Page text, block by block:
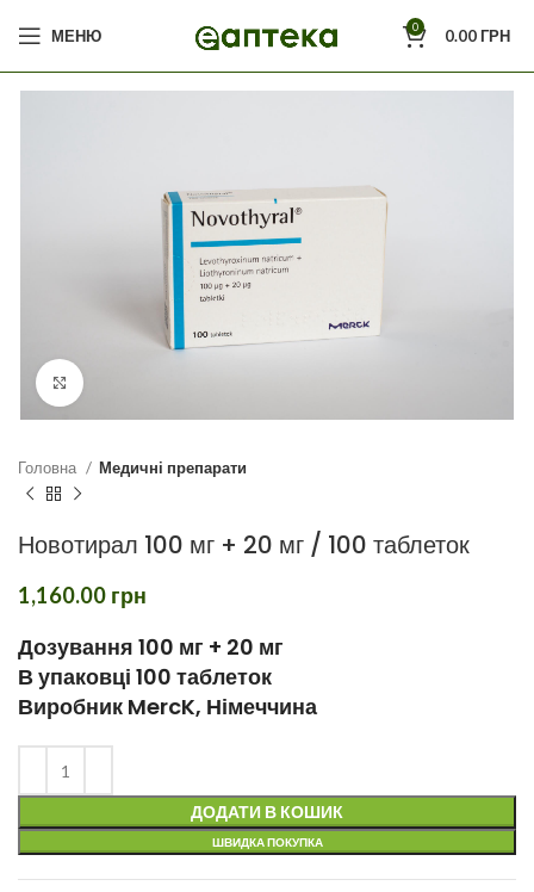
МЕНЮ 0 0.00ГРН
Головна Медичні препарати
Новотирал 100 мг + 20 мг / 100 таблеток
1,160.00 грн
Дозування 100 мг + 20 мг
В упаковці 100 таблеток
Виробник MercK, Німеччина
ДОДАТИ В КОШИК
ШВИДКА ПОКУПКА